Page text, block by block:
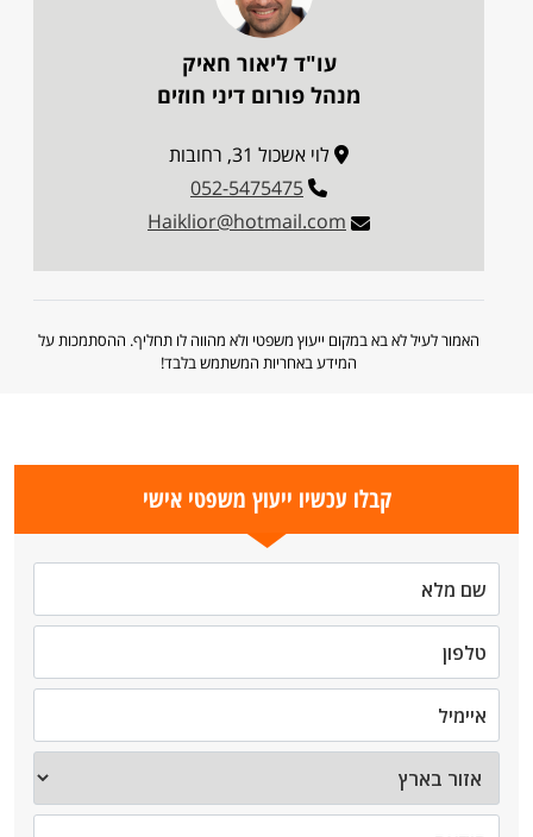
עו"ד ליאור חאיק
מנהל פורום דיני חוזים
לוי אשכול 31, רחובות
052-5475475
Haiklior@hotmail.com
האמור לעיל לא בא במקום ייעוץ משפטי ולא מהווה לו תחליף. ההסתמכות על
המידע באחריות המשתמש בלבד!
קבלו עכשיו ייעוץ משפטי אישי